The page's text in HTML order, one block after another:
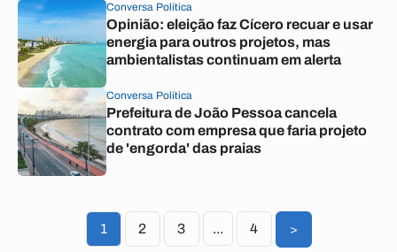
Conversa Política
Opinião: eleição faz Cícero recuar e usar
energia para outros projetos, mas
ambientalistas continuam em alerta
Conversa Política
Prefeitura de João Pessoa cancela
contrato com empresa que faria projeto
de 'engorda' das praias
1 2 3 ... 4 >